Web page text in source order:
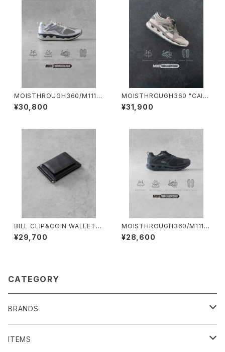
MOISTHROUGH360/M1112
M#1/特許取得・通気防水システ
ム採用”モイスルー360''全天候
¥30,800
MOISTHROUGH360 "CAICI
AS"/M1120M#3/モイスルー3
60"カイキアス"
¥31,900
BILL CLIP&COIN WALLET/3
502/ビルクリップ&コインウォレ
ット
¥29,700
MOISTHROUGH360/M1110
M#1/特許取得・通気防水システ
ム採用”モイスルー360''全天候
¥28,600
CATEGORY
BRANDS
SENTI FLATTER THE SENSES
ITEMS